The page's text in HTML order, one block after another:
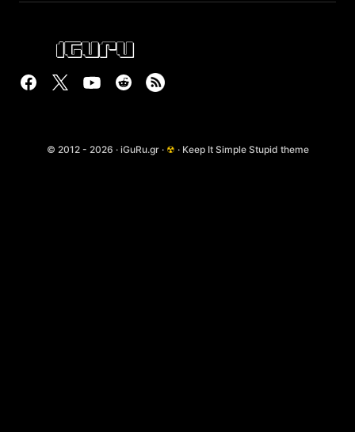
© 2012 - 2026 · iGuRu.gr · ☢ · Keep It Simple Stupid theme